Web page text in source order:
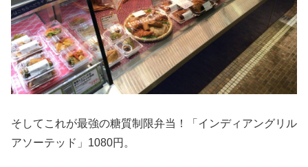
そしてこれが最強の糖質制限弁当！「インディアングリル
アソーテッド」1080円。